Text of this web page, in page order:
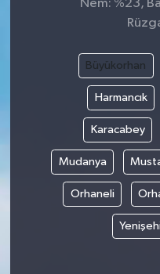
Nem: %23,
Büyükorhan
Harmancık
Karacabey
Mudanya
Orhaneli